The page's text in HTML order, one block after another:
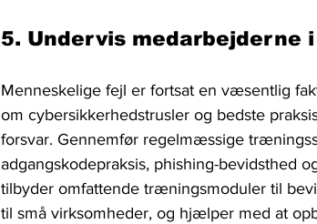
5. Undervis medarbejderne
Menneskelige fejl er fortsat en væsentlig
om cybersikkerhedstrusler og bedste
forsvar. Gennemfør regelmæssige
adgangskodepraksis, phishing-bevidsthed
tilbyder omfattende træningsmoduler til
til små virksomheder, og hjælper med at